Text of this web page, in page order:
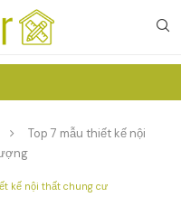
Top 7 mẫu thiết kế nội
kế nội thất chung cư